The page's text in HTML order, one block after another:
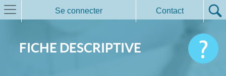
Se connecter Contact
FICHE DESCRIPTIVE